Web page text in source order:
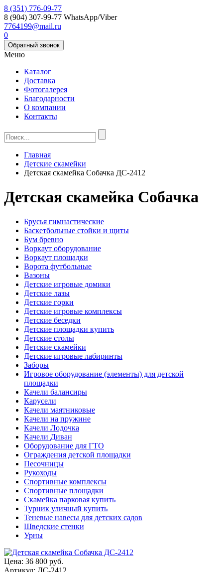
8 (351) 776-09-77
8 (904) 307-99-77 WhatsApp/Viber
7764199@mail.ru
0
Обратный звонок
Меню
Каталог
Доставка
Фотогалерея
Благодарности
О компании
Контакты
Главная
Детские скамейки
Детская скамейка Собачка ДС-2412
Детская скамейка Собачка
Брусья гимнастические
Баскетбольные стойки и щиты
Бум бревно
Воркаут оборудование
Воркаут площадки
Ворота футбольные
Вазоны
Детские игровые домики
Детские лазы
Детские горки
Детские игровые комплексы
Детские беседки
Детские площадки купить
Детские столы
Детские скамейки
Детские игровые лабиринты
Заборы
Игровое оборудование (элементы) для детской
площадки
Качели балансиры
Карусели
Качели маятниковые
Качели на пружине
Качели Лодочка
Качели Диван
Оборудование для ГТО
Ограждения детской площадки
Песочницы
Рукоходы
Спортивные комплексы
Спортивные площадки
Скамейка парковая купить
Турник уличный купить
Теневые навесы для детских садов
Шведские стенки
Урны
Цена: 36 800 руб.
Артикул: ДС-2412